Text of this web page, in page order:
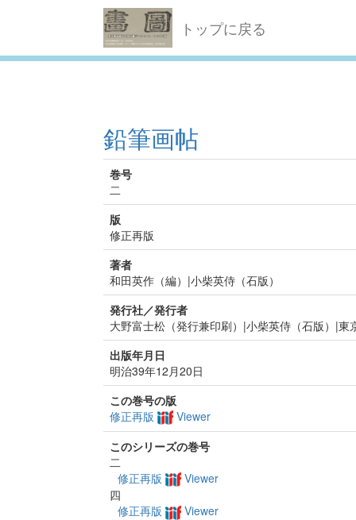
トップに戻る
鉛筆画帖
巻号
二
版
修正再版
著者
和田英作（編）|小柴英侍（石版）
発行社／発行者
大野富士松（発行兼印刷）|小柴英侍（石版）|東
出版年月日
明治39年12月20日
この巻号の版
修正再版
Viewer
このシリーズの巻号
二
修正再版
Viewer
四
修正再版
Viewer